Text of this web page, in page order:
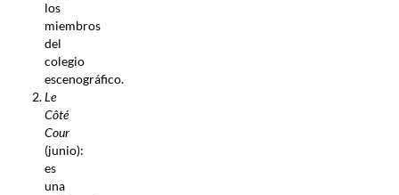
los
miembros
del
colegio
escenográfico.
Le
Côté
Cour
(junio):
es
una